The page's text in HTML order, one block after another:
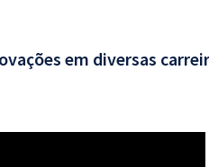
em diversas